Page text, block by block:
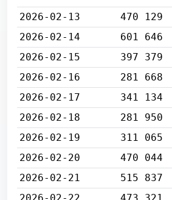
2026-02-13
470 129
2026-02-14
601 646
2026-02-15
397 379
2026-02-16
281 668
2026-02-17
341 134
2026-02-18
281 950
2026-02-19
311 065
2026-02-20
470 044
2026-02-21
515 837